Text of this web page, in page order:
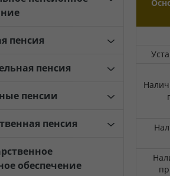
пенсия
пенсия
пенсии
пенсия
обеспечение